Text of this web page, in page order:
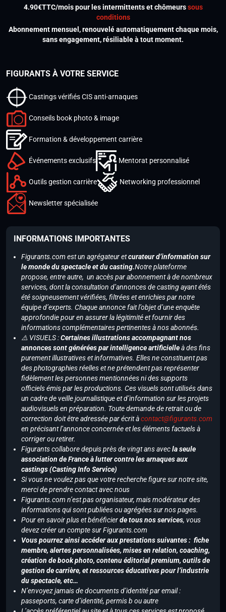
4.90€TTC/mois pour les intermittents et chômeurssous
conditions
Abonnement mensuel, renouvelé automatiquement chaque mois,
sans engagement, résiliable à tout moment.
FIGURANTS À VOTRE SERVICE
Castings vérifiés CIS anti-arnaques
Conseils book photo & image
Formation & développement carrière
Événements exclusifs Mentorat personnalisé
Outils gestion carrière Networking professionnel
Newsletter spécialisée
INFORMATIONS IMPORTANTES
Figurants.com est un agrégateur etcurateur d’information sur
le monde du spectacle et du casting.Notre plateforme
propose, entre autre, un accès par abonnement à de nombreux
services, dont la consultation d’annonces de casting ayant étés
été soigneusement vérifiées, filtrées et enrichies par notre
équipe d’experts. Chaque annonce fait l’objet d’une enquête
approfondie pour en assurer la légitimité et fournir des
informations complémentaires pertinentes à nos abonnés.
⚠️ VISUELS :Certaines illustrations accompagnant nos
annonces sont générées par intelligence artificielleà des fins
purement illustratives et informatives. Elles ne constituent pas
des photographies réelles et ne prétendent pas représenter
fidèlement les personnes mentionnées ni des supports
officiels émis par les productions. Ces visuels sont utilisés dans
un cadre de veille journalistique et d’information sur les projets
audiovisuels en préparation. Toute demande de retrait ou de
correction doit être adressée par écrit àcontact@figurants.com
en précisant l’annonce concernée et les éléments factuels à
corriger ou retirer.
Figurants collabore depuis près de vingt ans avecla seule
association de France à lutter contre les arnaques aux
castings (Casting Info Service)
Si vous ne voulez pas que votre recherche figure sur notre site,
merci de prendre contact avec nous
Figurants.com n’est pas organisateur, mais modérateur des
informations qui sont publiées ou agrégées sur nos pages.
Pour en savoir plus et bénéficierde tous nos services, vous
devez créer un compte sur Figurants.com
Vous pourrez ainsi accéder aux prestations suivantes : fiche
membre, alertes personnalisées, mises en relation, coaching,
création de book photo, contenu éditorial premium, outils de
gestion de carrière, et ressources éducatives pour l’industrie
du spectacle, etc…
N’envoyez jamais de documents d’identité par email :
passeports, carte d’identité, permis b ou autre